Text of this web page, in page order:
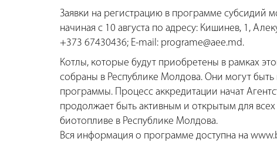
Заявки на регистрацию в программе субсидий
начиная с 10 августа по адресу: Кишинев, 1,
+373 67430436; E-mail: programe@aee.md.
Котлы, которые будут приобретены в рамках
собраны в Республике Молдова. Они могут
программы. Процесс аккредитации начат
продолжает быть активным и открытым для
биотопливе в Республике Молдова.
Вся информация о программе доступна на